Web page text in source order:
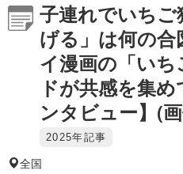
子連れでいち
げる」は何の
イ漫画の「い
ドが共感を集
ンタビュー】(
2025年記事
全国